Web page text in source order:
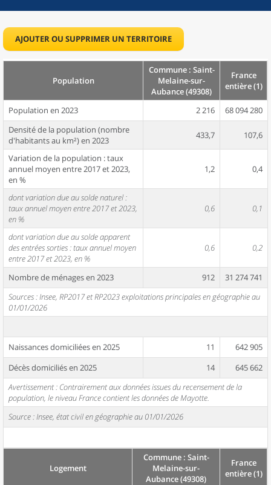
AJOUTER OU SUPPRIMER UN TERRITOIRE
Population
Commune : Saint-
Melaine-sur-
Aubance (49308)
France
entière (1)
Population en 2023 2 216
68 094 280
Densité de la population (nombre
d'habitants au km²) en 2023
433,7 107,6
Variation de la population : taux
annuel moyen entre 2017 et 2023,
en %
1,2 0,4
dont variation due au solde naturel :
taux annuel moyen entre 2017 et 2023,
en %
0,6 0,1
dont variation due au solde apparent
des entrées sorties : taux annuel moyen
entre 2017 et 2023, en %
0,6 0,2
Nombre de ménages en 2023 912
31 274 741
Sources : Insee, RP2017 et RP2023 exploitations principales en géographie au
01/01/2026
Naissances domiciliées en 2025 11
642 905
Décès domiciliés en 2025
14
645 662
Avertissement : Contrairement aux données issues du recensement de la
population, le niveau France contient les données de Mayotte.
Source : Insee, état civil en géographie au 01/01/2026
Logement
Commune : Saint-
Melaine-sur-
Aubance (49308)
France
entière (1)